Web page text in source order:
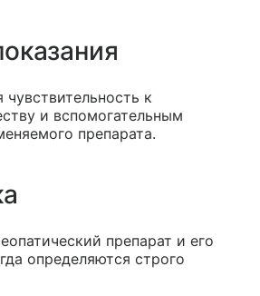
к
и вспомогательным
препарата.
препарат и его
определяются строго